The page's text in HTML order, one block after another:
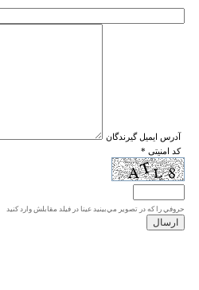
* آدرس ايميل گيرندگان
* کد امنیتی
حروفي را كه در تصوير مي‌بينيد عينا در فيلد مقابلش وارد كنيد